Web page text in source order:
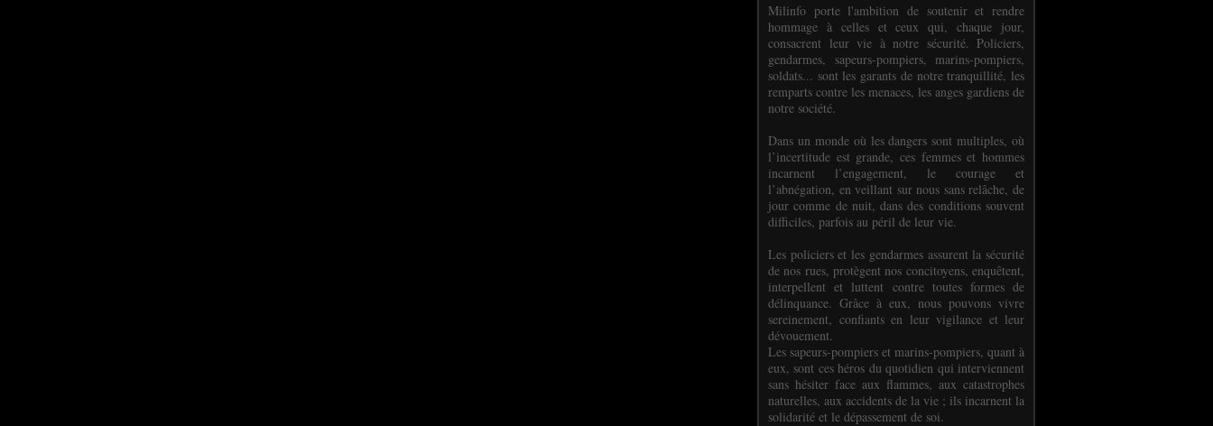
Milinfo porte l'ambition de soutenir et rendre
hommage à celles et ceux qui, chaque jour,
consacrent leur vie à notre sécurité. Policiers,
gendarmes, sapeurs-pompiers, marins-pompiers,
soldats... sont les garants de notre tranquillité, les
remparts contre les menaces, les anges gardiens de
notre société.
Dans un monde où les dangers sont multiples, où
l’incertitude est grande, ces femmes et hommes
incarnent l’engagement, le courage et
l’abnégation, en veillant sur nous sans relâche, de
jour comme de nuit, dans des conditions souvent
difficiles, parfois au péril de leur vie.
Les policiers et les gendarmes assurent la sécurité
de nos rues, protègent nos concitoyens, enquêtent,
interpellent et luttent contre toutes formes de
délinquance. Grâce à eux, nous pouvons vivre
sereinement, confiants en leur vigilance et leur
dévouement.
Les sapeurs-pompiers et marins-pompiers, quant à
eux, sont ces héros du quotidien qui interviennent
sans hésiter face aux flammes, aux catastrophes
naturelles, aux accidents de la vie ; ils incarnent la
solidarité et le dépassement de soi.